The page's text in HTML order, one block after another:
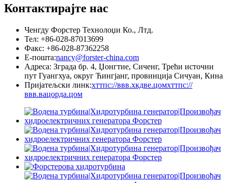
Контактирајте нас
Ченгду Форстер Технолоџи Ко., Лтд.
Тел: +86-028-87013699
Факс: +86-028-87362258
Е-пошта:nancy@forster-china.com
Адреса: Зграда бр. 4, Џонгтие, Сиченг, Трећи источни
пут Гуангхуа, округ Ћингјанг, провинција Сичуан, Кина
Пријатељски линк:хттпс://ввв.хкдве.цомхттпс://
ввв.вацордa.цом